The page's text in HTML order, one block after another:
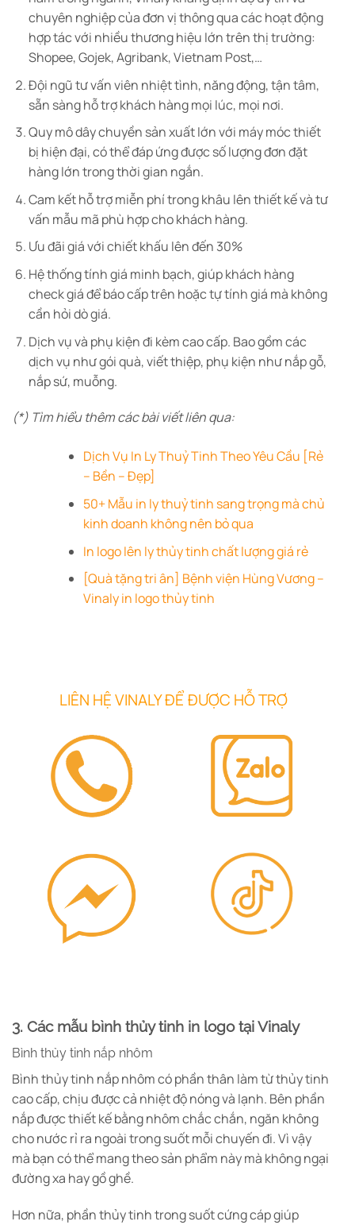
chuyên nghiệp của đơn vị thông qua các hoạt động
hợp tác với nhiều thương hiệu lớn trên thị trường:
Shopee, Gojek, Agribank, Vietnam Post,…
Đội ngũ tư vấn viên nhiệt tình, năng động, tận tâm,
sẵn sàng hỗ trợ khách hàng mọi lúc, mọi nơi.
Quy mô dây chuyền sản xuất lớn với máy móc thiết
bị hiện đại, có thể đáp ứng được số lượng đơn đặt
hàng lớn trong thời gian ngắn.
Cam kết hỗ trợ miễn phí trong khâu lên thiết kế và tư
vấn mẫu mã phù hợp cho khách hàng.
Ưu đãi giá với chiết khấu lên đến 30%
Hệ thống tính giá minh bạch, giúp khách hàng
check giá để báo cấp trên hoặc tự tính giá mà không
cần hỏi dò giá.
Dịch vụ và phụ kiện đi kèm cao cấp. Bao gồm các
dịch vụ như gói quà, viết thiệp, phụ kiện như nắp gỗ,
nắp sứ, muỗng.
(*) Tìm hiểu thêm các bài viết liên qua:
Dịch Vụ In Ly Thuỷ Tinh Theo Yêu Cầu [Rẻ
– Bền – Đẹp]
50+ Mẫu in ly thuỷ tinh sang trọng mà chủ
kinh doanh không nên bỏ qua
In logo lên ly thủy tinh chất lượng giá rẻ
[Quà tặng tri ân] Bệnh viện Hùng Vương –
Vinaly in logo thủy tinh
LIÊN HỆ VINALY ĐỂ ĐƯỢC HỖ TRỢ
3. Các mẫu bình thủy tinh in logo tại Vinaly
Bình thủy tinh nắp nhôm
Bình thủy tinh nắp nhôm có phần thân làm từ thủy tinh
cao cấp, chịu được cả nhiệt độ nóng và lạnh. Bên phần
nắp được thiết kế bằng nhôm chắc chắn, ngăn không
cho nước rỉ ra ngoài trong suốt mỗi chuyến đi. Vì vậy
mà bạn có thể mang theo sản phẩm này mà không ngại
đường xa hay gồ ghề.
Hơn nữa, phần thủy tinh trong suốt cứng cáp giúp